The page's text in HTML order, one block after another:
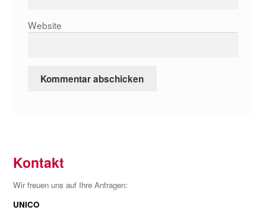
Website
Kontakt
Wir freuen uns auf Ihre Anfragen:
UNICO